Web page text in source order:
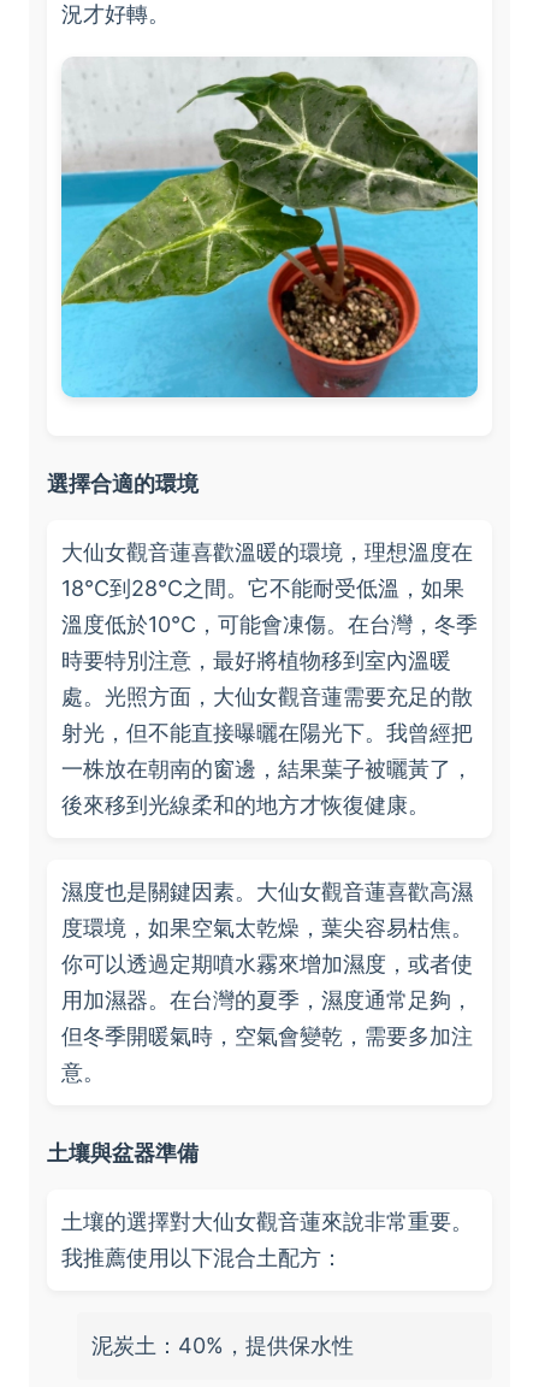
況才好轉。
選擇合適的環境
大仙女觀音蓮喜歡溫暖的環境，理想溫度在
18°C到28°C之間。它不能耐受低溫，如果
溫度低於10°C，可能會凍傷。在台灣，冬季
時要特別注意，最好將植物移到室內溫暖
處。光照方面，大仙女觀音蓮需要充足的散
射光，但不能直接曝曬在陽光下。我曾經把
一株放在朝南的窗邊，結果葉子被曬黃了，
後來移到光線柔和的地方才恢復健康。
濕度也是關鍵因素。大仙女觀音蓮喜歡高濕
度環境，如果空氣太乾燥，葉尖容易枯焦。
你可以透過定期噴水霧來增加濕度，或者使
用加濕器。在台灣的夏季，濕度通常足夠，
但冬季開暖氣時，空氣會變乾，需要多加注
意。
土壤與盆器準備
土壤的選擇對大仙女觀音蓮來說非常重要。
我推薦使用以下混合土配方：
泥炭土：40%，提供保水性